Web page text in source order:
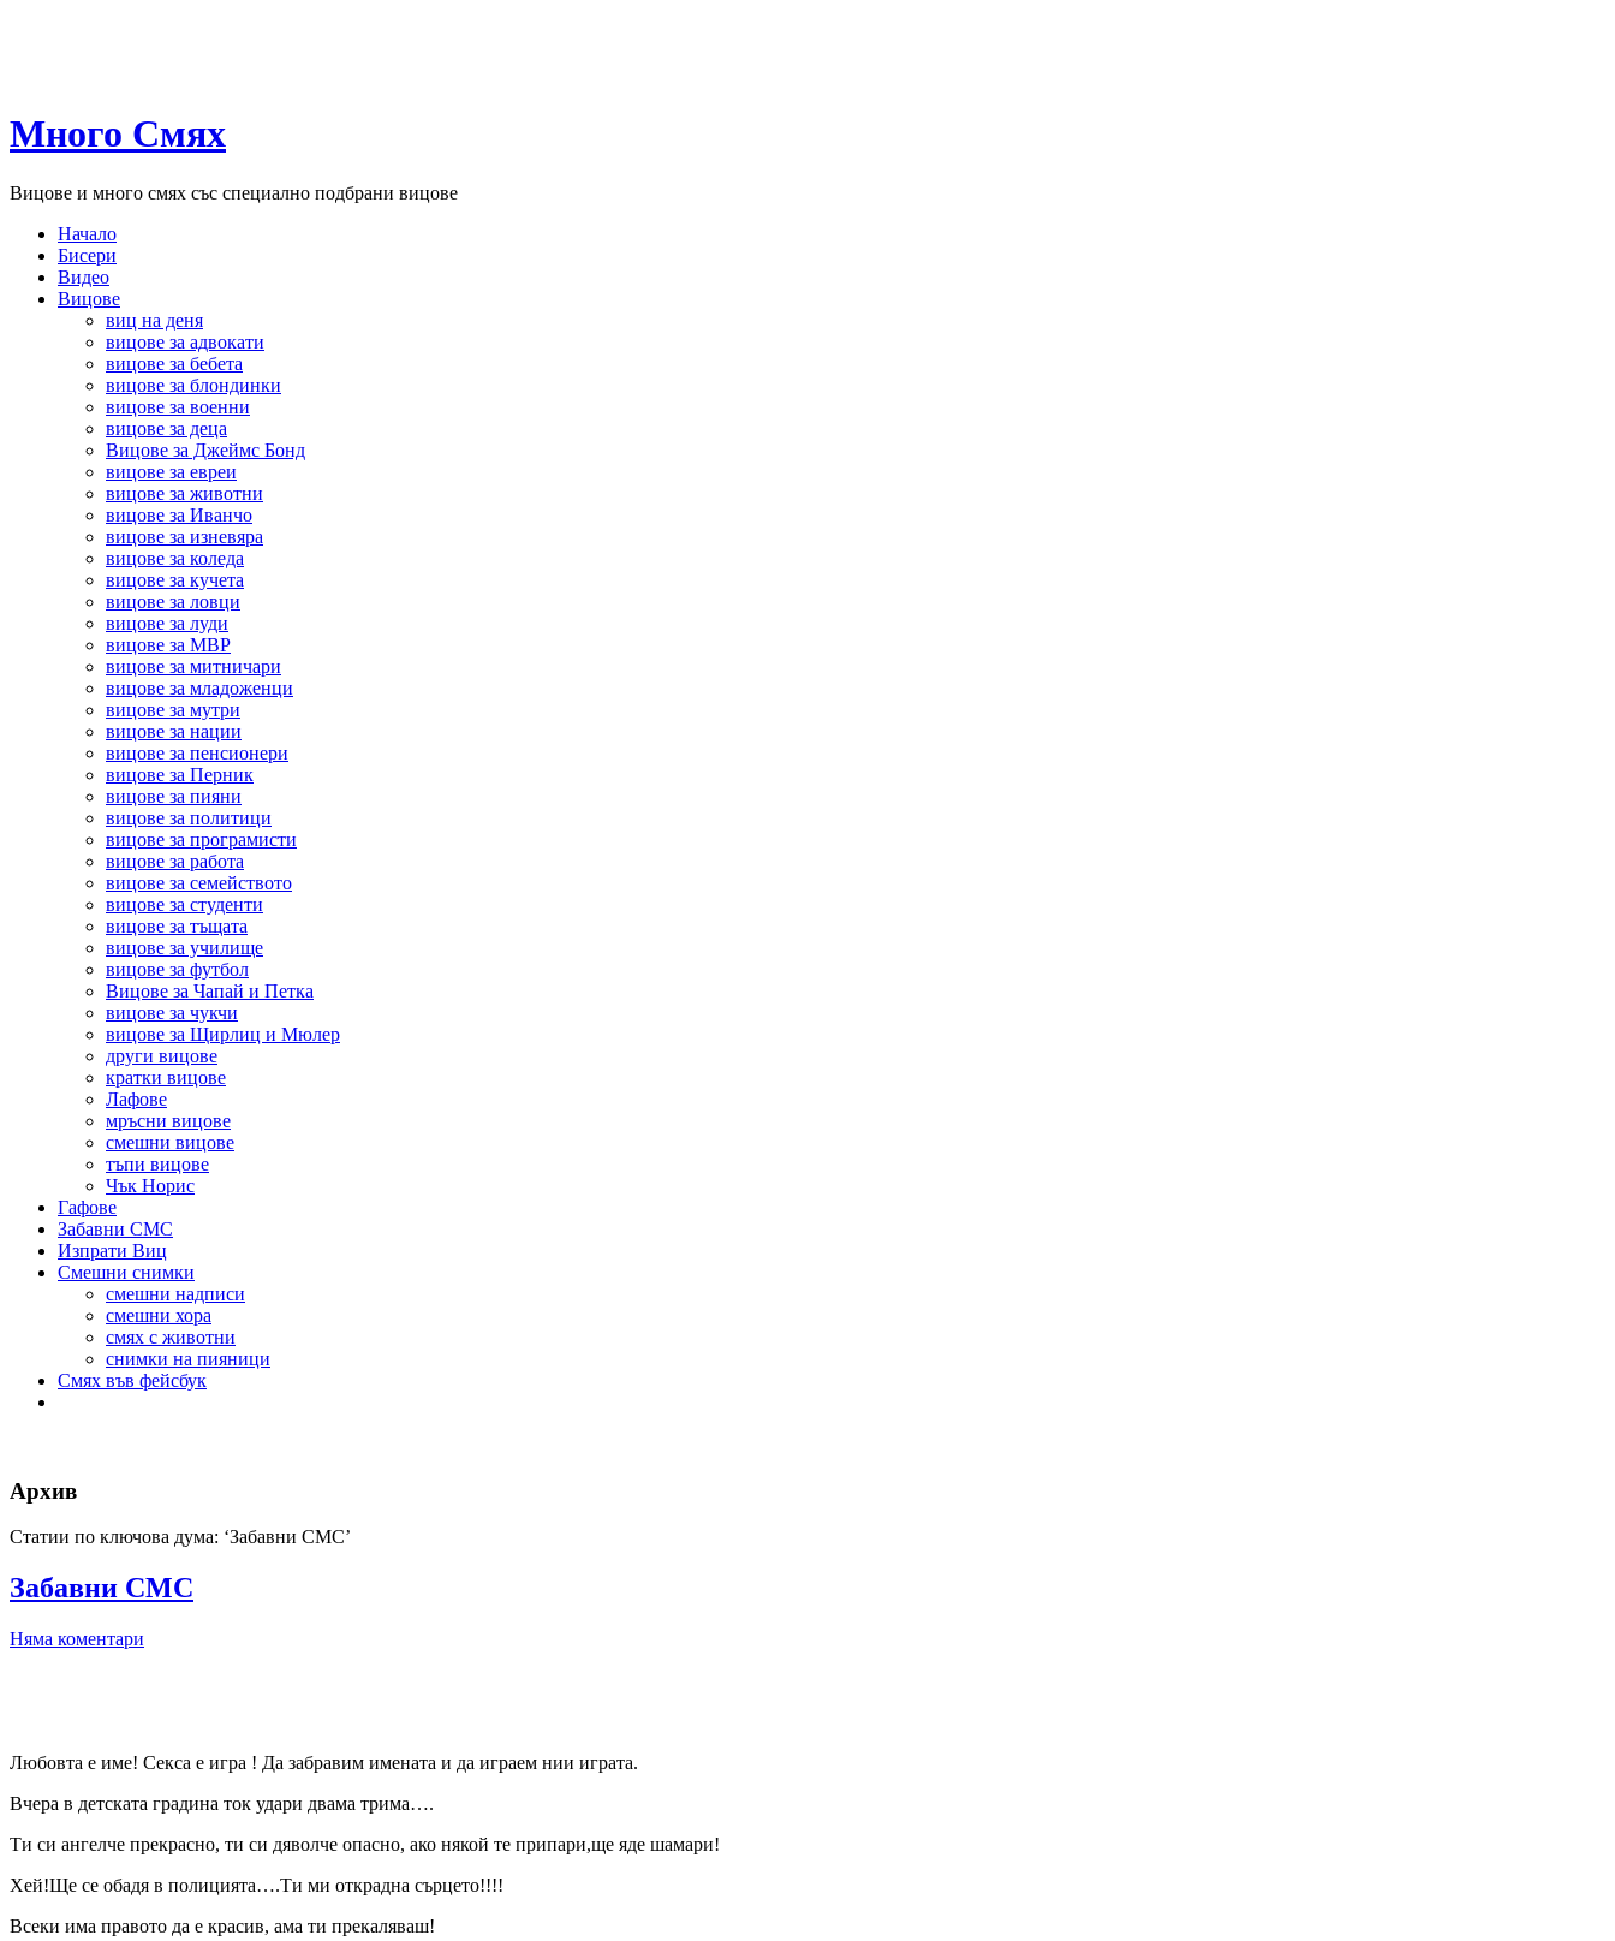
Много Смях
Вицове и много смях със специално подбрани вицове
Начало
Бисери
Видео
Вицове
виц на деня
вицове за адвокати
вицове за бебета
вицове за блондинки
вицове за военни
вицове за деца
Вицове за Джеймс Бонд
вицове за евреи
вицове за животни
вицове за Иванчо
вицове за изневяра
вицове за коледа
вицове за кучета
вицове за ловци
вицове за луди
вицове за МВР
вицове за митничари
вицове за младоженци
вицове за мутри
вицове за нации
вицове за пенсионери
вицове за Перник
вицове за пияни
вицове за политици
вицове за програмисти
вицове за работа
вицове за семейството
вицове за студенти
вицове за тъщата
вицове за училище
вицове за футбол
Вицове за Чапай и Петка
вицове за чукчи
вицове за Щирлиц и Мюлер
други вицове
кратки вицове
Лафове
мръсни вицове
смешни вицове
тъпи вицове
Чък Норис
Гафове
Забавни СМС
Изпрати Виц
Смешни снимки
смешни надписи
смешни хора
смях с животни
снимки на пияници
Смях във фейсбук
Архив
Статии по ключова дума: ‘Забавни СМС’
Забавни СМС
Няма коментари
Любовта е име! Секса е игра ! Да забравим имената и да играем нии играта.
Вчера в детската градина ток удари двама трима….
Ти си ангелче прекрасно, ти си дяволче опасно, ако някой те припари,ще яде шамари!
Хей!Ще се обадя в полицията….Ти ми открадна сърцето!!!!
Всеки има правото да е красив, ама ти прекаляваш!